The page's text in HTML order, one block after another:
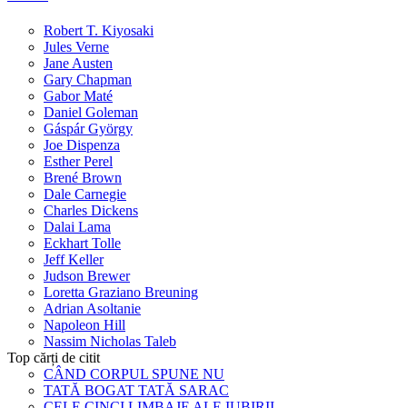
Robert T. Kiyosaki
Jules Verne
Jane Austen
Gary Chapman
Gabor Maté
Daniel Goleman
Gáspár György
Joe Dispenza
Esther Perel
Brené Brown
Dale Carnegie
Charles Dickens
Dalai Lama
Eckhart Tolle
Jeff Keller
Judson Brewer
Loretta Graziano Breuning
Adrian Asoltanie
Napoleon Hill
Nassim Nicholas Taleb
Top cărți de citit
CÂND CORPUL SPUNE NU
TATĂ BOGAT TATĂ SARAC